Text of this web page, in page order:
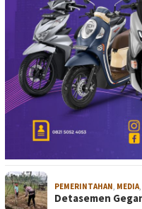
PEMERINTAHAN MEDIA
Detasemen